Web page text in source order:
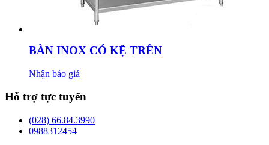
BÀN INOX CÓ KỆ TRÊN
Nhận báo giá
Hỗ trợ tực tuyến
(028) 66.84.3990
0988312454